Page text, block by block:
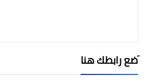
َضع رابطك هنا